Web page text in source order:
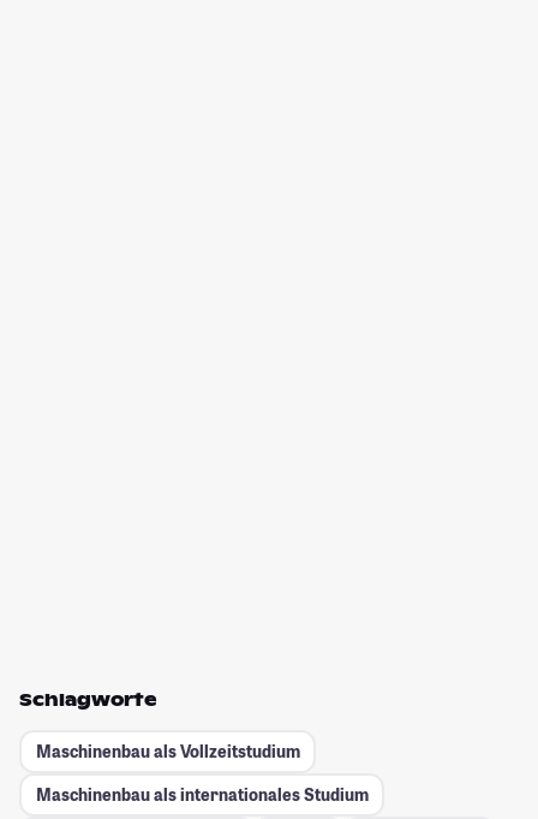
Schlagworte
Maschinenbau als Vollzeitstudium
Maschinenbau als internationales Studium